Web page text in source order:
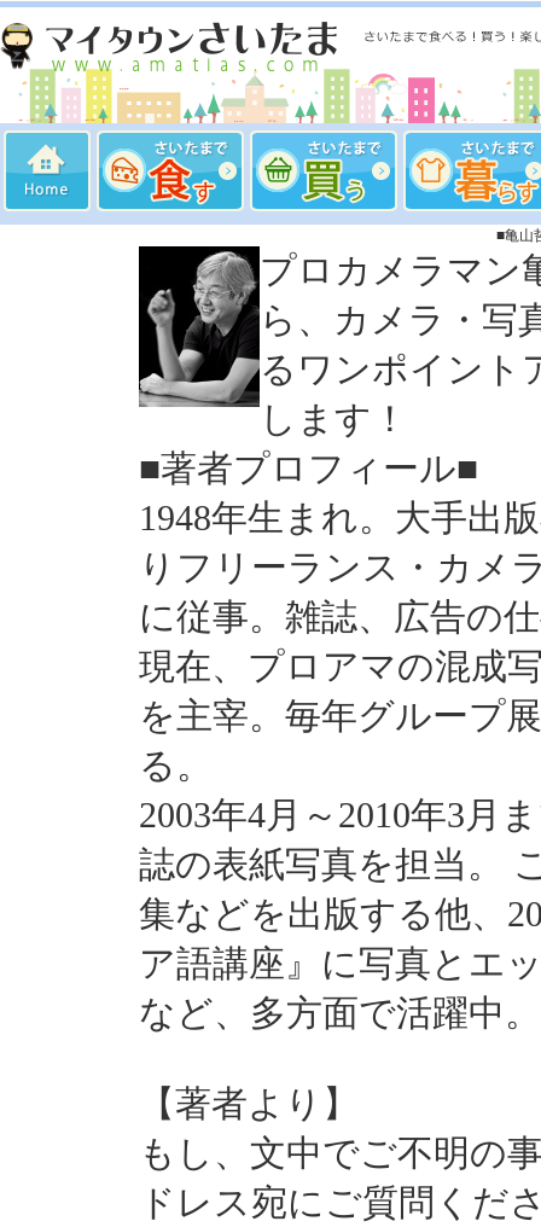
■亀山
プロカメラマン
ら、カメラ・写
るワンポイント
します！
■著者プロフィール■
1948年生まれ。大手出
りフリーランス・カメ
に従事。雑誌、広告の
現在、プロアマの混成
を主宰。毎年グループ
る。
2003年4月～2010年3月
誌の表紙写真を担当。
集などを出版する他、
ア語講座』に写真とエ
など、多方面で活躍中。
【著者より】
もし、文中でご不明の
ドレス宛にご質問く